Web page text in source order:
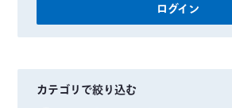
ログイン
カテゴリで絞り込む